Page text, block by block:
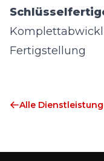
Fertigstellung
Alle